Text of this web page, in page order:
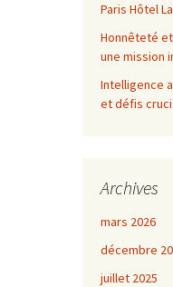
Paris Hôtel
Honnêteté
une mission
Intelligence
et défis
Archives
mars 2026
décembre
juillet 2025